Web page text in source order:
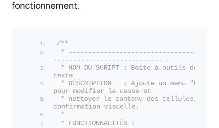
fonctionnement.
/**
*
-----------------------------
* NOM DU SCRIPT : Boîte à outils de
texte
* DESCRIPTION   : Ajoute un menu
pour modifier la casse et
* nettoyer le contenu des cellules, avec
confirmation visuelle.
*
* FONCTIONNALITÉS :